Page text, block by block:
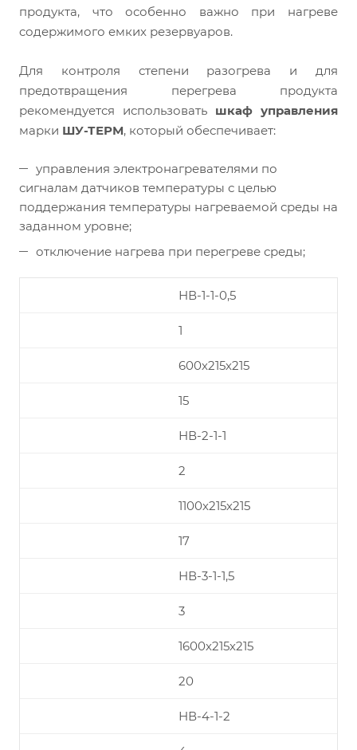
продукта, что особенно важно при нагреве
cодержимого емких резервуаров.
Для контроля степени разогрева и для
предотвращения перегрева продукта
рекомендуется использовать шкаф управления
марки ШУ-ТЕРМ, который обеспечивает:
управления электронагревателями по
сигналам датчиков температуры с целью
поддержания температуры нагреваемой среды на
заданном уровне;
отключение нагрева при перегреве среды;
НВ-1-1-0,5
1
600х215х215
15
НВ-2-1-1
2
1100х215х215
17
НВ-3-1-1,5
3
1600х215х215
20
НВ-4-1-2